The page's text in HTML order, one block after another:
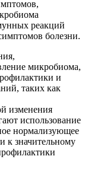
реакций
болезни.
микробиома,
и
таких как
изменения
использование
нормализующее
к значительному